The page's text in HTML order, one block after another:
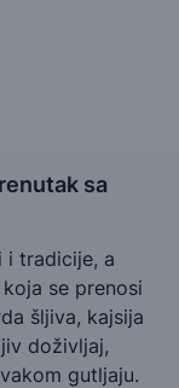
sa
i tradicije, a
se prenosi
šljiva, kajsija
doživljaj,
gutljaju.